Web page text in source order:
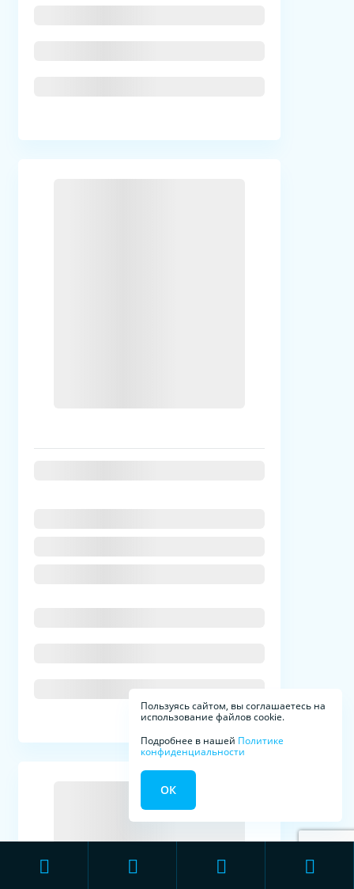
Пользуясь сайтом, вы соглашаетесь на
использование файлов cookie.
Подробнее в нашей Политике
конфиденциальности
ОК